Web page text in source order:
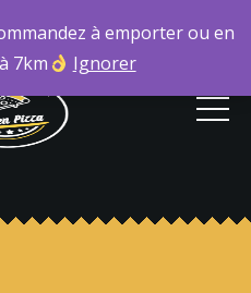
à emporter ou en
7km
Ignorer